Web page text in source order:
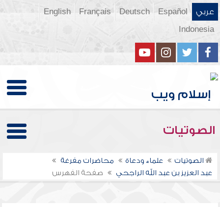
عربي Español
Deutsch
Français
English
Indonesia
الصوتيات
الصوتيات علماء ودعاة
محاضرات مفرغة
عبد العزيز بن عبد الله الراجحي
صفحة الفهرس